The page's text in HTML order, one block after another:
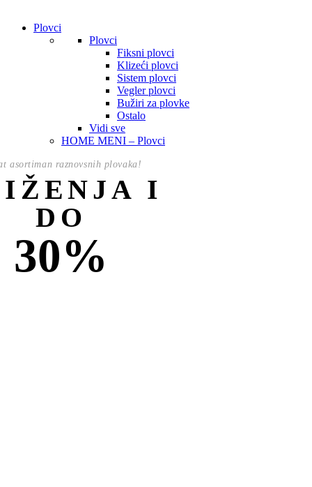
Plovci
Plovci
Fiksni plovci
Klizeći plovci
Sistem plovci
Vegler plovci
Bužiri za plovke
Ostalo
Vidi sve
HOME MENI – Plovci
asortiman raznovsnih plovaka!
I
DO
30%